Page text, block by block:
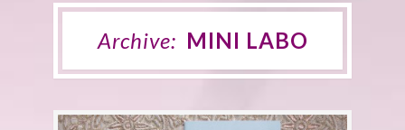
Archive: MINI LABO